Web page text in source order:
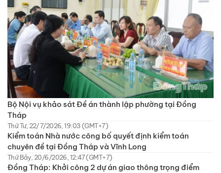
Bộ Nội vụ khảo sát Đề án thành lập phường tại Đồng
Tháp
Thứ Tư, 22/7/2026, 19:03 (GMT+7)
Kiểm toán Nhà nước công bố quyết định kiểm toán
chuyên đề tại Đồng Tháp và Vĩnh Long
Thứ Bảy, 20/6/2026, 12:47 (GMT+7)
Đồng Tháp: Khởi công 2 dự án giao thông trọng điểm